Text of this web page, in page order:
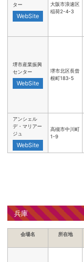
ター
WebSite
大阪市浪速区
稲荷2-4-3
堺市産業振興
センター
WebSite
堺市北区長曾
根町183-5
アンシェル
デ・マリアー
ジュ
WebSite
高槻市中川町
1-9
兵庫
会場名 所在地